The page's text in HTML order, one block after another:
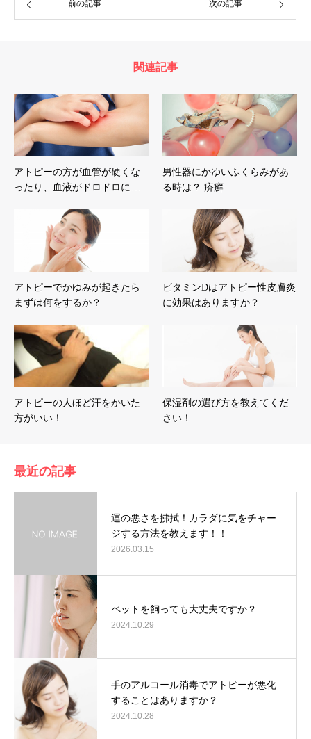
前の記事 次の記事
関連記事
アトピーの方が血管が硬くな
ったり、血液がドロドロに…
男性器にかゆいふくらみがあ
る時は？ 疥癬
アトピーでかゆみが起きたら
まずは何をするか？
ビタミンDはアトピー性皮膚炎
に効果はありますか？
アトピーの人ほど汗をかいた
方がいい！
保湿剤の選び方を教えてくだ
さい！
最近の記事
運の悪さを拂拭！カラダに気をチャー
ジする方法を教えます！！
2026.03.15
ペットを飼っても大丈夫ですか？
2024.10.29
手のアルコール消毒でアトピーが悪化
することはありますか？
2024.10.28